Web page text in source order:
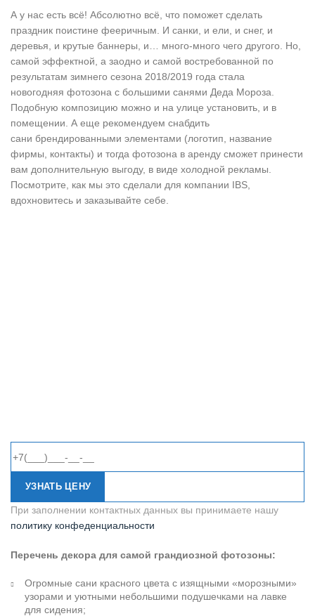
А у нас есть всё! Абсолютно всё, что поможет сделать
праздник поистине фееричным. И санки, и ели, и снег, и
деревья, и крутые баннеры, и… много-много чего другого. Но,
самой эффектной, а заодно и самой востребованной по
результатам зимнего сезона 2018/2019 года стала
новогодняя фотозона с большими санями Деда Мороза.
Подобную композицию можно и на улице установить, и в
помещении. А еще рекомендуем снабдить
сани брендированными элементами (логотип, название
фирмы, контакты) и тогда фотозона в аренду сможет принести
вам дополнительную выгоду, в виде холодной рекламы.
Посмотрите, как мы это сделали для компании IBS,
вдохновитесь и заказывайте себе.
УЗНАТЬ ЦЕНУ
При заполнении контактных данных вы принимаете нашу
политику конфеденциальности
Перечень декора для самой грандиозной фотозоны:
Огромные сани красного цвета с изящными «морозными»
узорами и уютными небольшими подушечками на лавке
для сидения;